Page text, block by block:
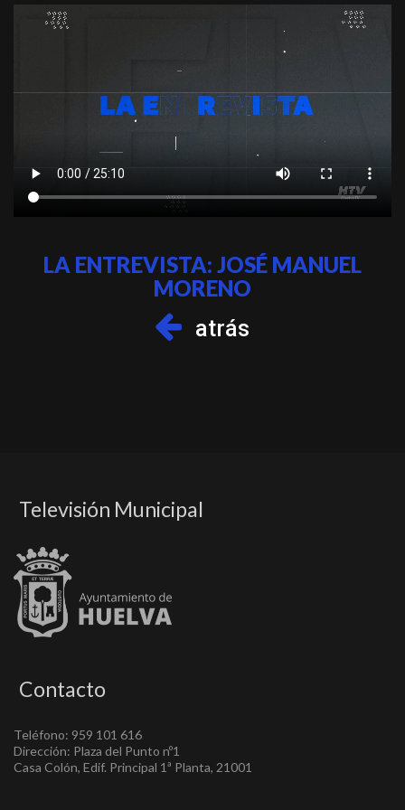
LA ENTREVISTA: JOSÉ MANUEL
MORENO
atrás
Televisión Municipal
Contacto
Teléfono: 959 101 616
Dirección: Plaza del Punto nº1
Casa Colón, Edif. Principal 1ª Planta, 21001